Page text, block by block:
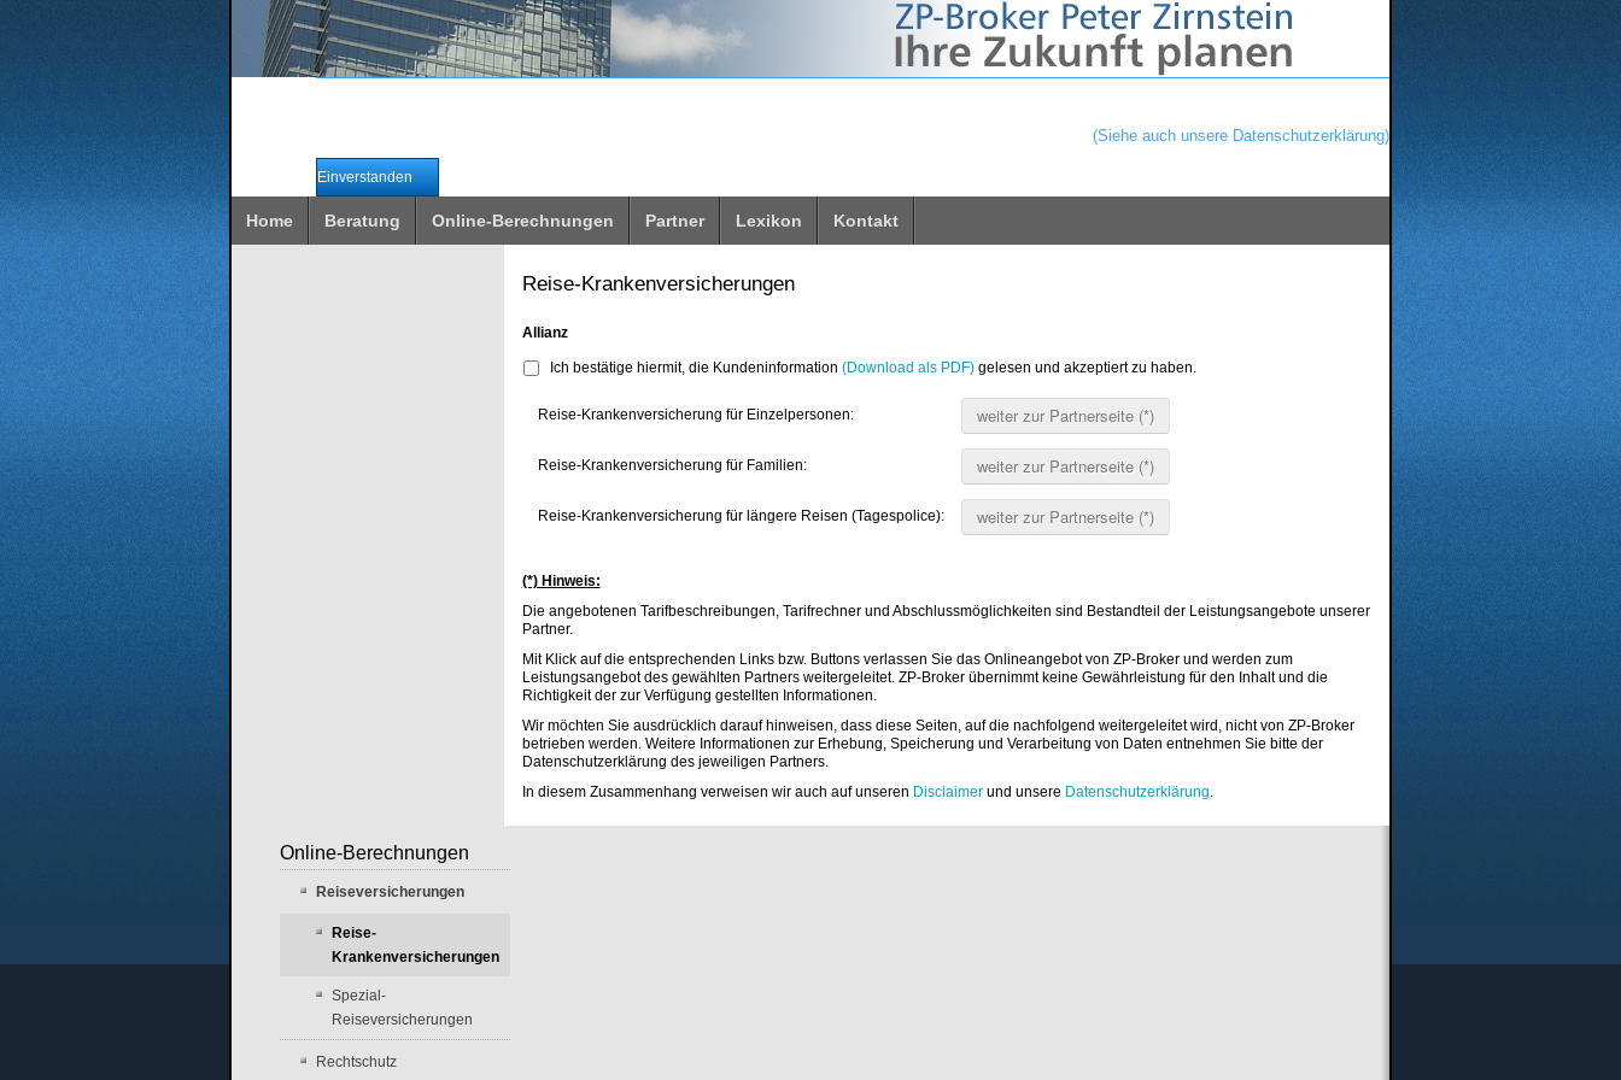
(Siehe auch unsere Datenschutzerklärung)
Einverstanden
Home Beratung Online-Berechnungen Partner Lexikon Kontakt
Reise-Krankenversicherungen
Allianz
Ich bestätige hiermit, die Kundeninformation (Download als PDF)gelesen und akzeptiert zu haben.
Reise-Krankenversicherung für Einzelpersonen:
Reise-Krankenversicherung für Familien:
Reise-Krankenversicherung für längere Reisen (Tagespolice):
(*) Hinweis:
Die angebotenen Tarifbeschreibungen, Tarifrechner und Abschlussmöglichkeiten sind Bestandteil der Leistungsangebote unserer
Partner.
Mit Klick auf die entsprechenden Links bzw. Buttons verlassen Sie das Onlineangebot von ZP-Broker und werden zum
Leistungsangebot des gewählten Partners weitergeleitet. ZP-Broker übernimmt keine Gewährleistung für den Inhalt und die
Richtigkeit der zur Verfügung gestellten Informationen.
Wir möchten Sie ausdrücklich darauf hinweisen, dass diese Seiten, auf die nachfolgend weitergeleitet wird, nicht von ZP-Broker
betrieben werden. Weitere Informationen zur Erhebung, Speicherung und Verarbeitung von Daten entnehmen Sie bitte der
Datenschutzerklärung des jeweiligen Partners.
In diesem Zusammenhang verweisen wir auch auf unseren Disclaimerund unsere Datenschutzerklärung.
Online-Berechnungen
Reiseversicherungen
Reise-
Krankenversicherungen
Spezial-
Reiseversicherungen
Rechtschutz